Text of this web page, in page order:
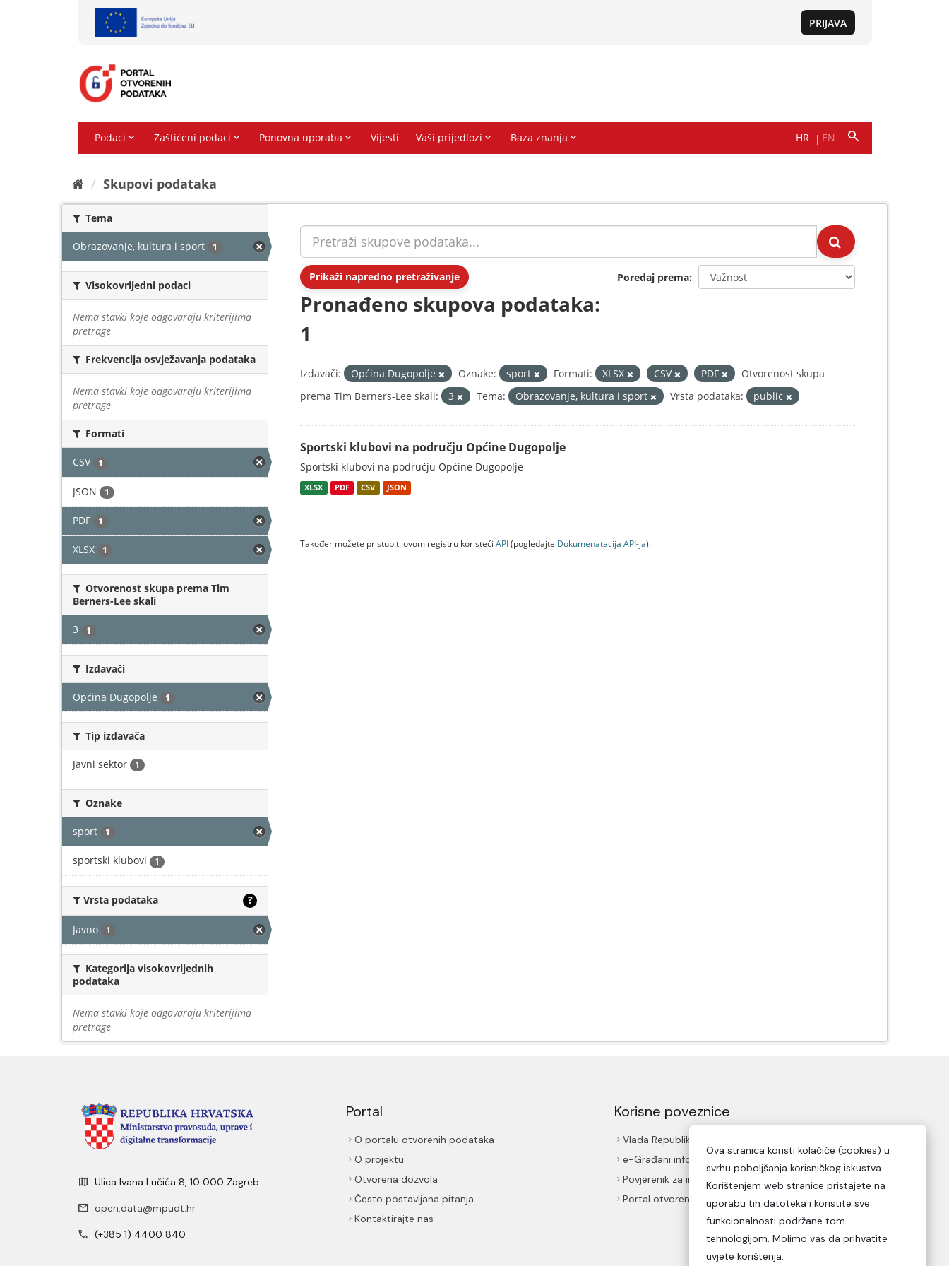
Skupovi podаtаkа
Tema
Obrazovanje, kultura i sport 1
Visokovrijedni podaci
Nema stavki koje odgovaraju kriterijima
pretrage
Frekvencija osvježavanja podataka
Nema stavki koje odgovaraju kriterijima
pretrage
Formati
CSV 1
JSON 1
PDF 1
XLSX 1
Otvorenost skupa prema Tim
Berners-Lee skali
3 1
Izdavači
Općina Dugopolje 1
Tip izdavača
Javni sektor 1
Oznake
sport 1
sportski klubovi 1
Vrsta podataka ?
Javno 1
Kategorija visokovrijednih
podataka
Nema stavki koje odgovaraju kriterijima
pretrage
Prikaži napredno pretraživanje Poredaj prema
Pronađeno skupova podataka:
1
Izdavači: Općina Dugopolje Oznake: sport Formati: XLSX CSV PDF
Otvorenost skupa
prema Tim Berners-Lee skali:
3 Tema: Obrazovanje, kultura i sport Vrsta podataka: public
Sportski klubovi na području Općine Dugopolje
Sportski klubovi na području Općine Dugopolje
XLSX PDF CSV JSON
Također možete pristupiti ovom registru koristeći API(pogledajte Dokumenаtаcijа API-jа).